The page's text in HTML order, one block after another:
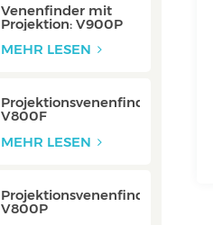
Venenfinder mit
Projektion: V900P
MEHR LESEN
Projektionsvenenfinder:
V800F
MEHR LESEN
Projektionsvenenfinder:
V800P